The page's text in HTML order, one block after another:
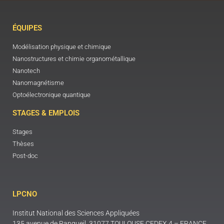
ÉQUIPES
Modélisation physique et chimique
Nanostructures et chimie organométallique
Nanotech
Nanomagnétisme
Optoélectronique quantique
STAGES & EMPLOIS
Stages
Thèses
Post-doc
LPCNO
Institut National des Sciences Appliquées